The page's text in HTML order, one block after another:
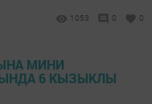
1053 0 0